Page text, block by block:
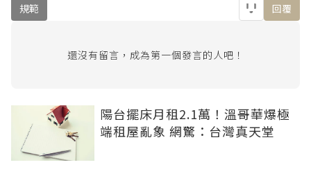
規範 回覆
還沒有留言，成為第一個發言的人吧！
陽台擺床月租2.1萬！溫哥華爆極
端租屋亂象 網驚：台灣真天堂